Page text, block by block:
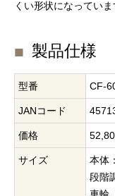
くい形状になっていま
製品仕様
型番 CF-
JANコード
価格
サイズ
本体
段階
車輪